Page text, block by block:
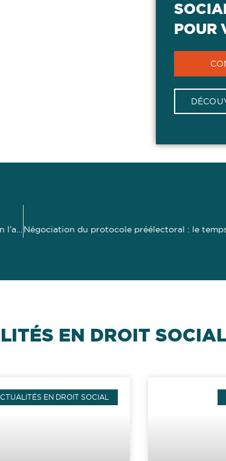
POUR
EN DROIT
EN DROIT SOCIAL